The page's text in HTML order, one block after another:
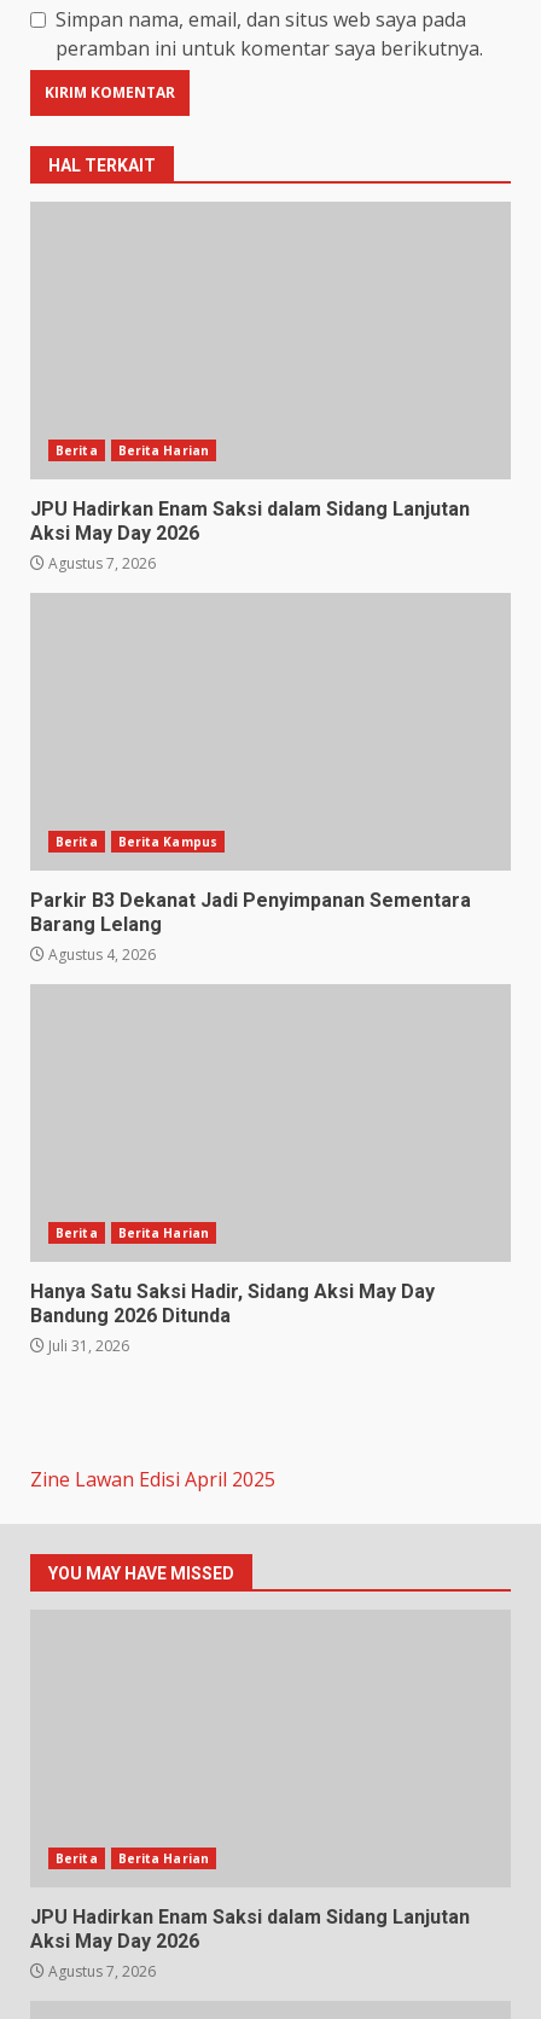
Simpan nama, email, dan situs web saya pada
peramban ini untuk komentar saya berikutnya.
HAL TERKAIT
Berita Berita Harian
JPU Hadirkan Enam Saksi dalam Sidang Lanjutan
Aksi May Day 2026
Agustus 7, 2026
Berita Berita Kampus
Parkir B3 Dekanat Jadi Penyimpanan Sementara
Barang Lelang
Agustus 4, 2026
Berita Berita Harian
Hanya Satu Saksi Hadir, Sidang Aksi May Day
Bandung 2026 Ditunda
Juli 31, 2026
Zine Lawan Edisi April 2025
YOU MAY HAVE MISSED
Berita Berita Harian
JPU Hadirkan Enam Saksi dalam Sidang Lanjutan
Aksi May Day 2026
Agustus 7, 2026